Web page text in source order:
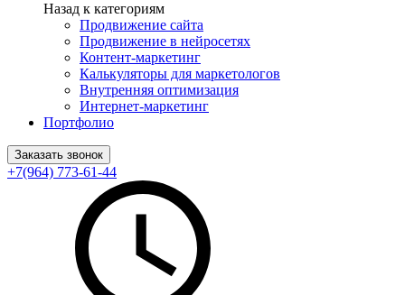
Назад к категориям
Продвижение сайта
Продвижение в нейросетях
Контент-маркетинг
Калькуляторы для маркетологов
Внутренняя оптимизация
Интернет-маркетинг
Портфолио
Заказать звонок
+7(964) 773-61-44